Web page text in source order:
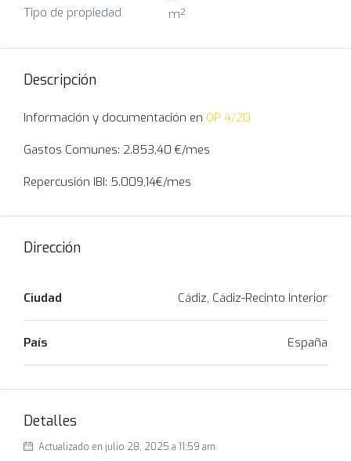
Tipo de propiedad m²
Descripción
Información y documentación en OP 4/20
Gastos Comunes: 2.853,40 €/mes
Repercusión IBI: 5.009,14€/mes
Dirección
Ciudad Cádiz, Cádiz-Recinto Interior
País España
Detalles
Actualizado en julio 28, 2025 a 11:59 am